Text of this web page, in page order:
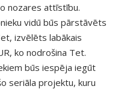
nozares attīstību.
vidū būs pārstāvēts
izvēlēts labākais
ko nodrošina Tet.
būs iespēja iegūt
seriāla projektu, kuru